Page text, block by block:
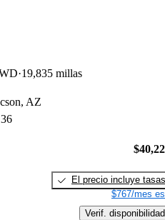
19,835 millas
AZ
El precio incluye tasas
$767/mes
Verif. disponibilidad